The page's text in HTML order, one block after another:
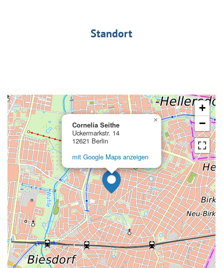
Standort
Cornelia Seithe
Uckermarkstr. 14
12621 Berlin
mit Google Maps anzeigen
×
+
−